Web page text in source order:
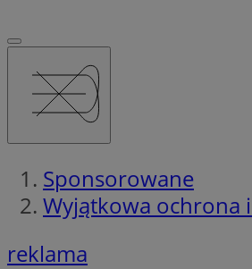
Sponsorowane
Wyjątkowa ochrona
reklama